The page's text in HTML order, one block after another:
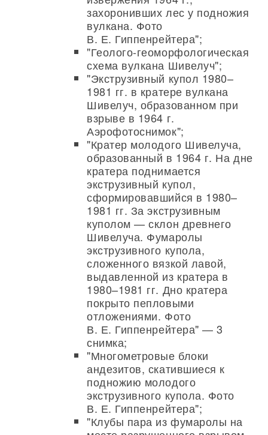
захоронивших лес у подножия
вулкана. Фото
В. Е. Гиппенрейтера";
"Геолого-геоморфологическая
схема вулкана Шивелуч";
"Экструзивный купол 1980–
1981 гг. в кратере вулкана
Шивелуч, образованном при
взрыве в 1964 г.
Аэрофотоснимок";
"Кратер молодого Шивелуча,
образованный в 1964 г. На дне
кратера поднимается
экструзивный купол,
сформировавшийся в 1980–
1981 гг. За экструзивным
куполом — склон древнего
Шивелуча. Фумаролы
экструзивного купола,
сложенного вязкой лавой,
выдавленной из кратера в
1980–1981 гг. Дно кратера
покрыто пепловыми
отложениями. Фото
В. Е. Гиппенрейтера" — 3
снимка;
"Многометровые блоки
андезитов, скатившиеся к
подножию молодого
экструзивного купола. Фото
В. Е. Гиппенрейтера";
"Клубы пара из фумаролы на